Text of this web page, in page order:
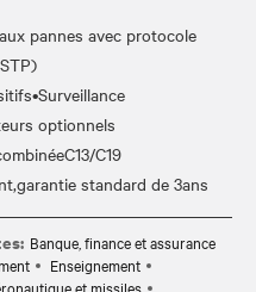
pannes avec protocole
optionnels
C19
Banque, finance et assurance
Enseignement
et missiles